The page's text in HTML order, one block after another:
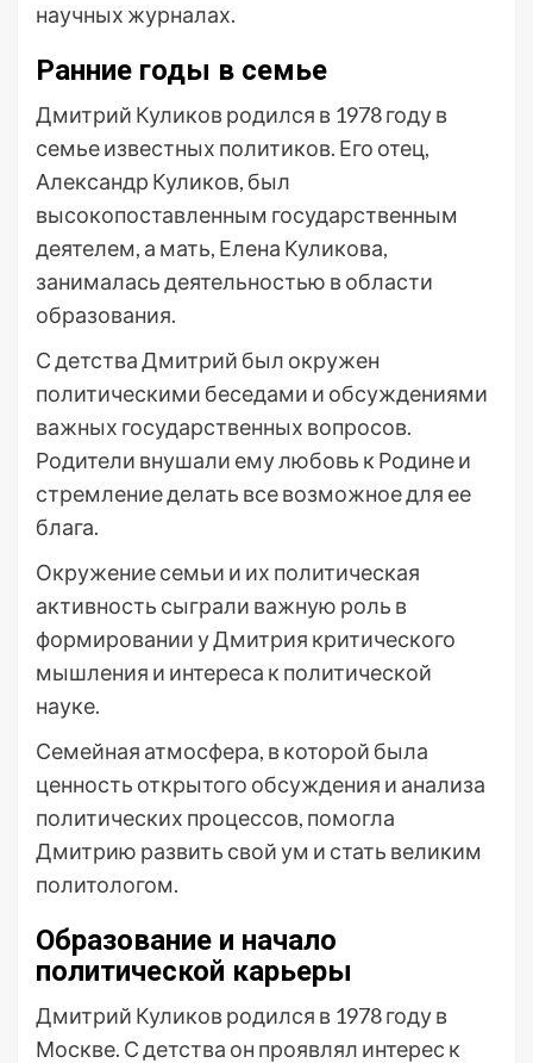
научных журналах.
Ранние годы в семье
Дмитрий Куликов родился в 1978 году в
семье известных политиков. Его отец,
Александр Куликов, был
высокопоставленным государственным
деятелем, а мать, Елена Куликова,
занималась деятельностью в области
образования.
С детства Дмитрий был окружен
политическими беседами и обсуждениями
важных государственных вопросов.
Родители внушали ему любовь к Родине и
стремление делать все возможное для ее
блага.
Окружение семьи и их политическая
активность сыграли важную роль в
формировании у Дмитрия критического
мышления и интереса к политической
науке.
Семейная атмосфера, в которой была
ценность открытого обсуждения и анализа
политических процессов, помогла
Дмитрию развить свой ум и стать великим
политологом.
Образование и начало
политической карьеры
Дмитрий Куликов родился в 1978 году в
Москве. С детства он проявлял интерес к